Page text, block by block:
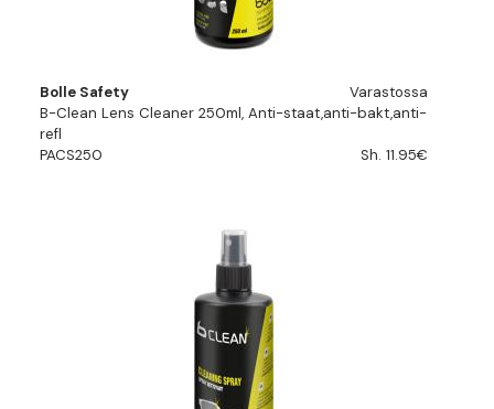
Bolle Safety
Varastossa
B-Clean Lens Cleaner 250ml, Anti-staat,anti-bakt,anti-
refl
PACS250
Sh. 11.95€